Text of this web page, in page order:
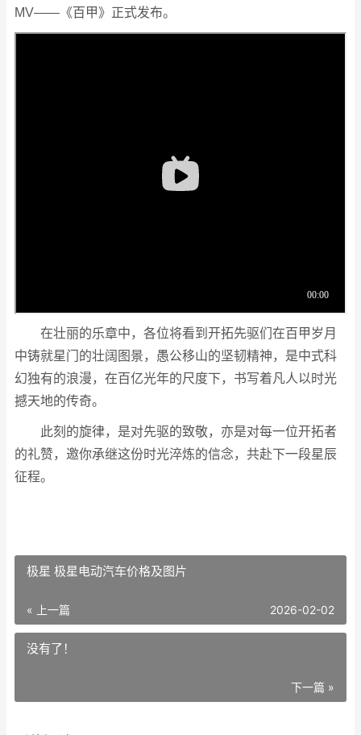
MV——《百甲》正式发布。
在壮丽的乐章中，各位将看到开拓先驱们在百甲岁月
中铸就星门的壮阔图景，愚公移山的坚韧精神，是中式科
幻独有的浪漫，在百亿光年的尺度下，书写着凡人以时光
撼天地的传奇。
此刻的旋律，是对先驱的致敬，亦是对每一位开拓者
的礼赞，邀你承继这份时光淬炼的信念，共赴下一段星辰
征程。
极星 极星电动汽车价格及图片
« 上一篇 2026-02-02
没有了！
下一篇 »